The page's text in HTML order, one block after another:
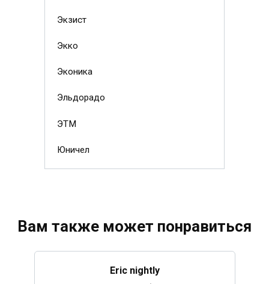
Экзист
Экко
Эконика
Эльдорадо
ЭТМ
Юничел
Вам также может понравиться
Eric nightly